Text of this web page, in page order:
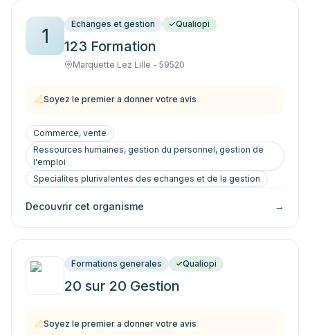
1
Echanges et gestion Qualiopi
123 Formation
Marquette Lez Lille - 59520
Soyez le premier a donner votre avis
Commerce, vente
Ressources humaines, gestion du personnel, gestion de
l'emploi
Specialites plurivalentes des echanges et de la gestion
Decouvrir cet organisme →
Formations generales Qualiopi
20 sur 20 Gestion
Soyez le premier a donner votre avis